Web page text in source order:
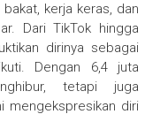
kerja keras, dan
Dari TikTok hingga
dirinya sebagai
Dengan 6,4 juta
tetapi juga
mengekspresikan diri